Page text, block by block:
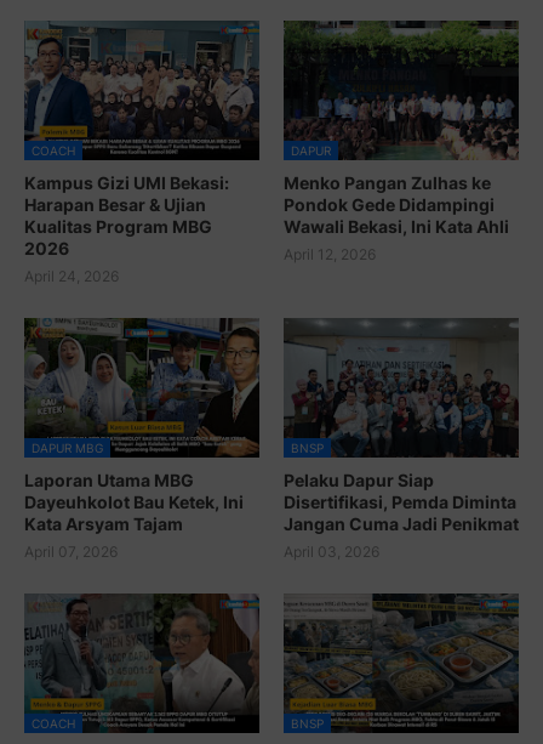
COACH
Kampus Gizi UMI Bekasi:
Harapan Besar & Ujian
Kualitas Program MBG
2026
April 24, 2026
DAPUR
Menko Pangan Zulhas ke
Pondok Gede Didampingi
Wawali Bekasi, Ini Kata Ahli
April 12, 2026
DAPUR MBG
Laporan Utama MBG
Dayeuhkolot Bau Ketek, Ini
Kata Arsyam Tajam
April 07, 2026
BNSP
Pelaku Dapur Siap
Disertifikasi, Pemda Diminta
Jangan Cuma Jadi Penikmat
April 03, 2026
COACH BNSP